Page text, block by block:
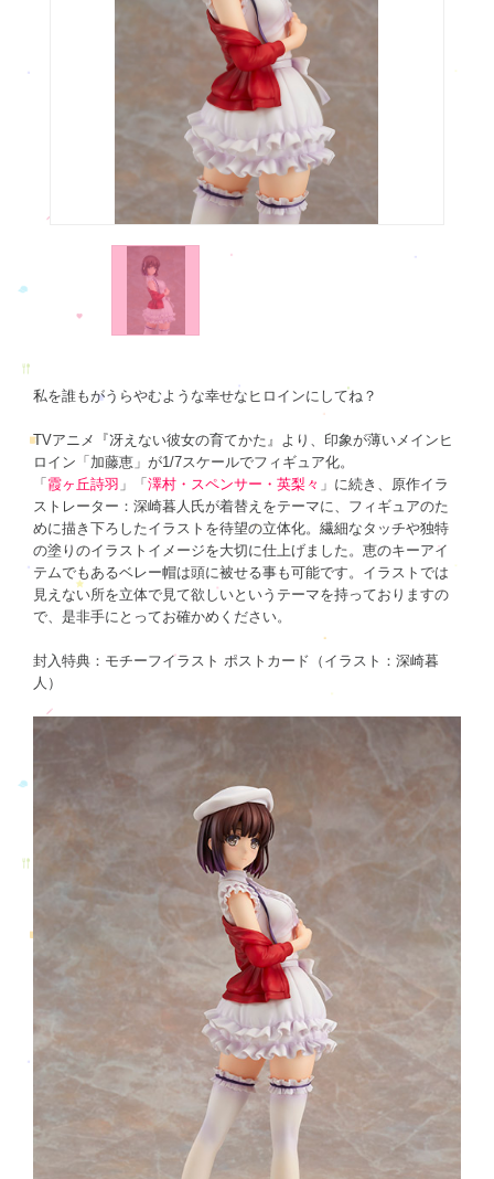
私を誰もがうらやむような幸せなヒロインにしてね？
TVアニメ『冴えない彼女の育てかた』より、印象が薄いメインヒ
ロイン「加藤恵」が1/7スケールでフィギュア化。
「 霞ヶ丘詩羽 」「澤村・スペンサー・英梨々 」に続き、原作イラ
ストレーター：深崎暮人氏が着替えをテーマに、フィギュアのた
めに描き下ろしたイラストを待望の立体化。繊細なタッチや独特
の塗りのイラストイメージを大切に仕上げました。恵のキーアイ
テムでもあるベレー帽は頭に被せる事も可能です。イラストでは
見えない所を立体で見て欲しいというテーマを持っておりますの
で、是非手にとってお確かめください。
封入特典：モチーフイラスト ポストカード（イラスト：深崎暮
人）